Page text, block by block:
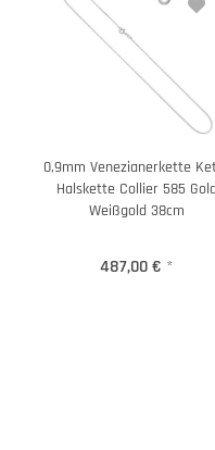
0,9mm Venezianerkette
Halskette Collier 585
Weißgold 38cm
487,00 € *